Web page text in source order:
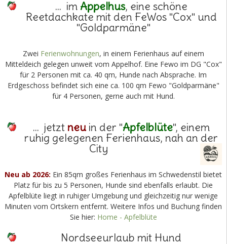
... im Appelhus, eine schöne
Reetdachkate mit den FeWos "Cox" und
"Goldparmäne"
Zwei Ferienwohnungen, in einem Ferienhaus auf einem
Mitteldeich gelegen unweit vom Appelhof. Eine Fewo im DG "Cox"
für 2 Personen mit ca. 40 qm, Hunde nach Absprache. Im
Erdgeschoss befindet sich eine ca. 100 qm Fewo "Goldparmäne"
für 4 Personen, gerne auch mit Hund.
... jetzt neuin der "Apfelblüte", einem
ruhig gelegenen Ferienhaus, nah an der
City
Neu ab 2026: Ein 85qm großes Ferienhaus im Schwedenstil bietet
Platz für bis zu 5 Personen, Hunde sind ebenfalls erlaubt. Die
Apfelblüte liegt in ruhiger Umgebung und gleichzeitig nur wenige
Minuten vom Ortskern entfernt. Weitere Infos und Buchung finden
Sie hier: Home - Apfelblüte
Nordseeurlaub mit Hund